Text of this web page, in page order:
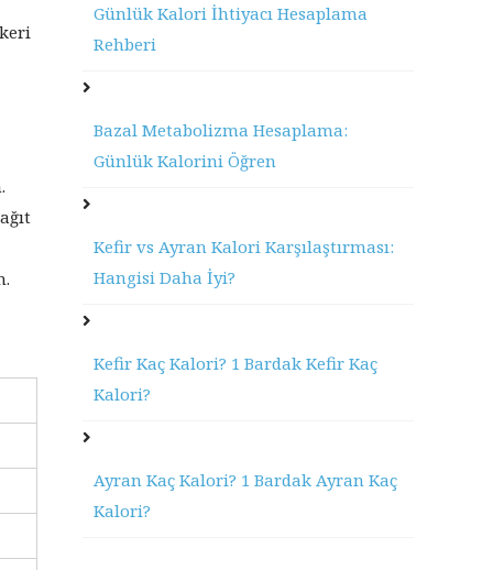
Günlük Kalori İhtiyacı Hesaplama
Rehberi
Bazal Metabolizma Hesaplama:
Günlük Kalorini Öğren
Kefir vs Ayran Kalori Karşılaştırması:
Hangisi Daha İyi?
Kefir Kaç Kalori? 1 Bardak Kefir Kaç
Kalori?
Ayran Kaç Kalori? 1 Bardak Ayran Kaç
Kalori?